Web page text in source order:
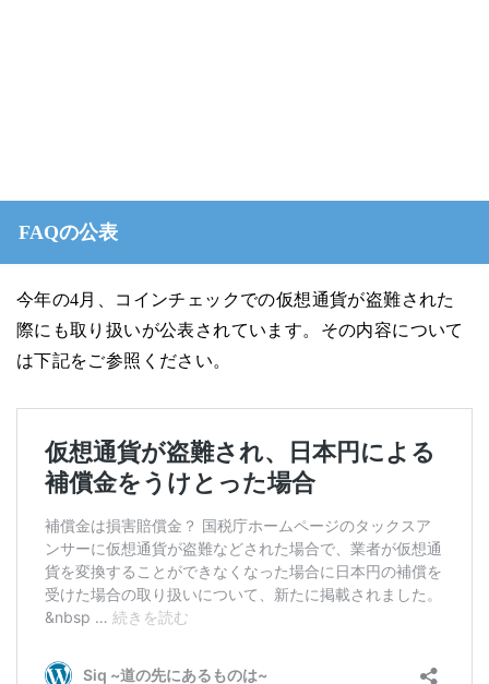
FAQの公表
今年の4月、コインチェックでの仮想通貨が盗難された
際にも取り扱いが公表されています。その内容について
は下記をご参照ください。